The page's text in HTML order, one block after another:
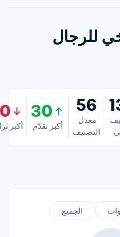
للرجال
56
التصنيف
30
أكبر تقدّم أكبر
الجميع